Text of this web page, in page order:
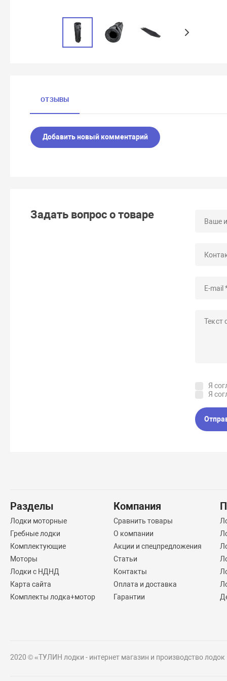
ОТЗЫВЫ
Добавить новый комментарий
Задать вопрос о товаре
Я
Я
Разделы
Лодки моторные
Гребные лодки
Комплектующие
Моторы
Лодки с НДНД
Карта сайта
Комплекты лодка+мотор
Компания
Сравнить товары
О компании
Акции и спецпредложения
Статьи
Контакты
Оплата и доставка
Гарантии
2020 © «ТУЛИН лодки - интернет магазин и производство